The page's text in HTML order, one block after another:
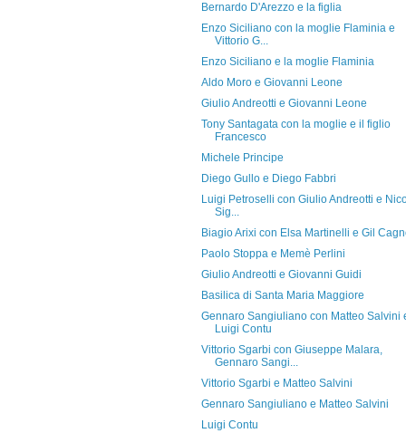
Bernardo D'Arezzo e la figlia
Enzo Siciliano con la moglie Flaminia e
Vittorio G...
Enzo Siciliano e la moglie Flaminia
Aldo Moro e Giovanni Leone
Giulio Andreotti e Giovanni Leone
Tony Santagata con la moglie e il figlio
Francesco
Michele Principe
Diego Gullo e Diego Fabbri
Luigi Petroselli con Giulio Andreotti e
Sig...
Biagio Arixi con Elsa Martinelli e Gil
Paolo Stoppa e Memè Perlini
Giulio Andreotti e Giovanni Guidi
Basilica di Santa Maria Maggiore
Gennaro Sangiuliano con Matteo Salvini
Luigi Contu
Vittorio Sgarbi con Giuseppe Malara,
Gennaro Sangi...
Vittorio Sgarbi e Matteo Salvini
Gennaro Sangiuliano e Matteo Salvini
Luigi Contu